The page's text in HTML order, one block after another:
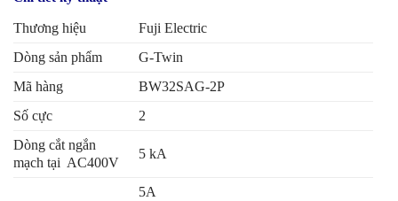
Thương hiệu
Fuji Electric
Dòng sản phẩm
G-Twin
Mã hàng
BW32SAG-2P
Số cực
2
Dòng cắt ngắn
mạch tại AC400V
5 kA
5A